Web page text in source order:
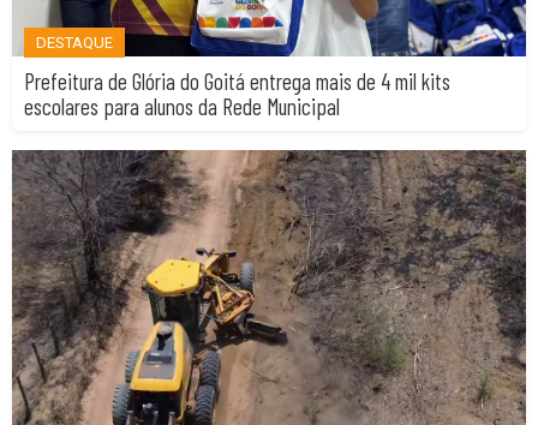
DESTAQUE
Prefeitura de Glória do Goitá entrega mais de 4 mil kits
escolares para alunos da Rede Municipal